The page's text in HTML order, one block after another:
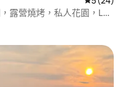
露營燒烤，私人花園，LP